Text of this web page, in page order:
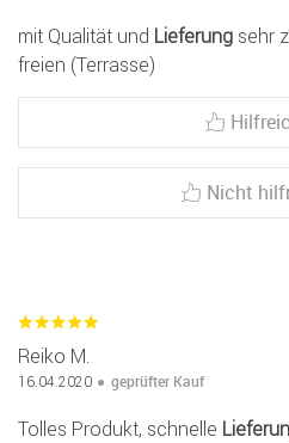
mit Qualität und Lieferung sehr
freien (Terrasse)
Nicht
Reiko M.
16.04.2020 geprüfter Kauf
Tolles Produkt, schnelle